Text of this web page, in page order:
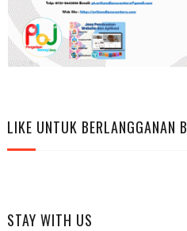
LIKE UNTUK BERLANGGANAN
STAY WITH US